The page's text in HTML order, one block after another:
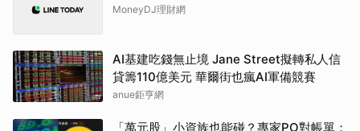
MoneyDJ理財網
AI基建吃錢無止境 Jane Street擬轉私人信
貸籌110億美元 華爾街也瘋AI軍備競賽
anue鉅亨網
「萬元股」小資族也能碰？專家PO對帳單：